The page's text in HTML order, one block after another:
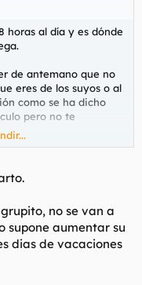
horas al día y es dónde
de antemano que no
eres de los suyos o al
como se ha dicho
pero no te
de joderte. Son
les ponga freno.
no se van a
supone aumentar su
dias de vacaciones